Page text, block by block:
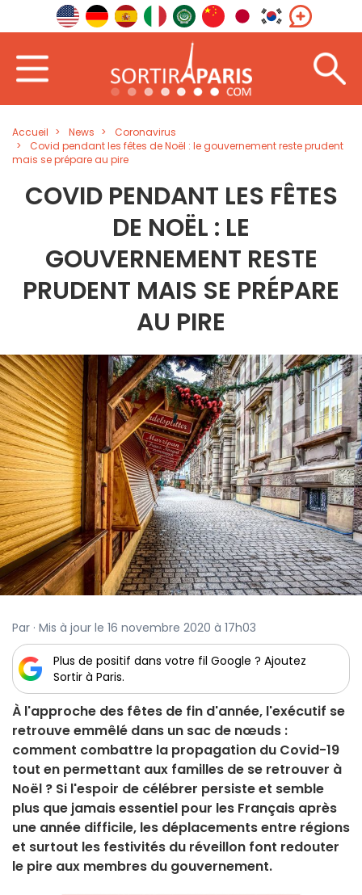
Accueil News
Coronavirus
Covid pendant les fêtes de Noël : le gouvernement reste prudent
mais se prépare au pire
COVID PENDANT LES FÊTES
DE NOËL : LE
GOUVERNEMENT RESTE
PRUDENT MAIS SE PRÉPARE
AU PIRE
Par · Mis à jour le 16 novembre 2020 à 17h03
Plus de positif dans votre fil Google ? Ajoutez
Sortir à Paris.
À l'approche des fêtes de fin d'année, l'exécutif se
retrouve emmêlé dans un sac de nœuds :
comment combattre la propagation du Covid-19
tout en permettant aux familles de se retrouver à
Noël ? Si l'espoir de célébrer persiste et semble
plus que jamais essentiel pour les Français après
une année difficile, les déplacements entre régions
et surtout les festivités du réveillon font redouter
le pire aux membres du gouvernement.